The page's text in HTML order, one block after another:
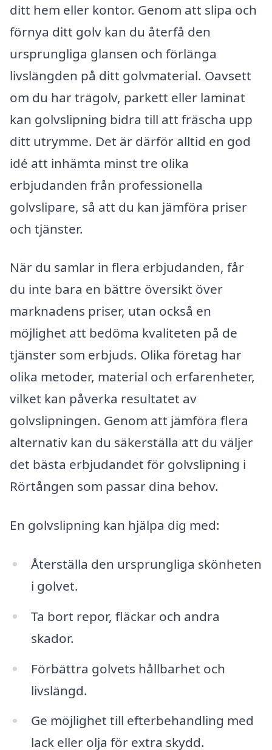
ditt hem eller kontor. Genom att slipa och
förnya ditt golv kan du återfå den
ursprungliga glansen och förlänga
livslängden på ditt golvmaterial. Oavsett
om du har trägolv, parkett eller laminat
kan golvslipning bidra till att fräscha upp
ditt utrymme. Det är därför alltid en god
idé att inhämta minst tre olika
erbjudanden från professionella
golvslipare, så att du kan jämföra priser
och tjänster.
När du samlar in flera erbjudanden, får
du inte bara en bättre översikt över
marknadens priser, utan också en
möjlighet att bedöma kvaliteten på de
tjänster som erbjuds. Olika företag har
olika metoder, material och erfarenheter,
vilket kan påverka resultatet av
golvslipningen. Genom att jämföra flera
alternativ kan du säkerställa att du väljer
det bästa erbjudandet för golvslipning i
Rörtången som passar dina behov.
En golvslipning kan hjälpa dig med:
Återställa den ursprungliga skönheten
i golvet.
Ta bort repor, fläckar och andra
skador.
Förbättra golvets hållbarhet och
livslängd.
Ge möjlighet till efterbehandling med
lack eller olja för extra skydd.